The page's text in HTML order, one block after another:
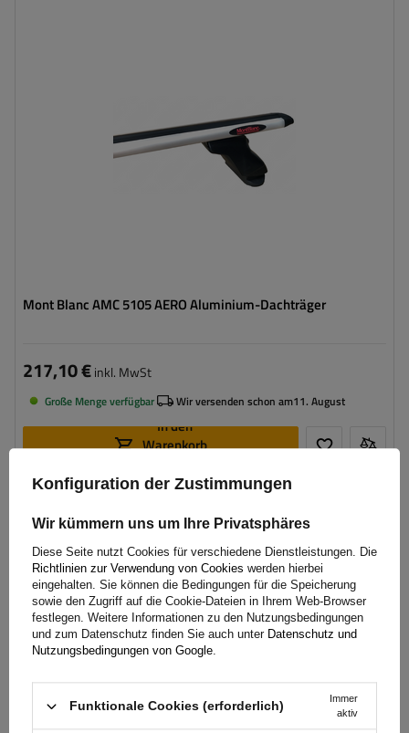
Mont Blanc AMC 5105 AERO Aluminium-Dachträger
217,10 €inkl. MwSt
Große Menge verfügbar Wir versenden schon am11. August
In den
Warenkorb
Fahrradanzahl:
3
universelles Montagesystem
kompatibel mit allen Karosseriearten
Konfiguration der Zustimmungen
Wir kümmern uns um Ihre Privatsphäres
Diese Seite nutzt Cookies für verschiedene Dienstleistungen. Die
Richtlinien zur Verwendung von Cookies werden hierbei
eingehalten. Sie können die Bedingungen für die Speicherung
sowie den Zugriff auf die Cookie-Dateien in Ihrem Web-Browser
festlegen. Weitere Informationen zu den Nutzungsbedingungen
und zum Datenschutz finden Sie auch unter Datenschutz und
Nutzungsbedingungen von Google.
Funktionale Cookies (erforderlich)
Immer
aktiv